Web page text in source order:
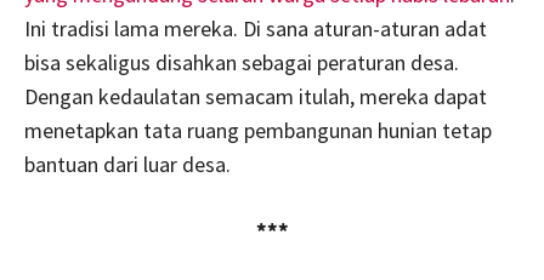
Ini tradisi lama mereka. Di sana aturan-aturan adat
bisa sekaligus disahkan sebagai peraturan desa.
Dengan kedaulatan semacam itulah, mereka dapat
menetapkan tata ruang pembangunan hunian tetap
bantuan dari luar desa.
***